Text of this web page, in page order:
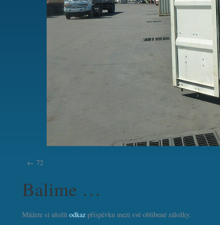
72
Balime …
Můžete si uložit odkaz příspěvku mezi své oblíbené záložky.